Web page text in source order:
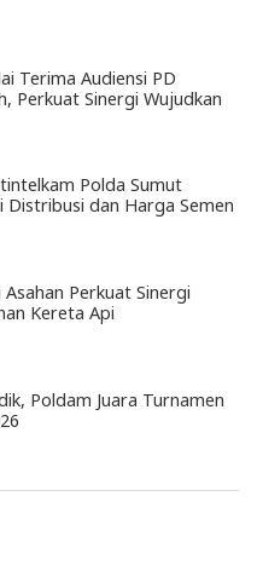
Terima Audiensi PD
Perkuat Sinergi Wujudkan
Polda Sumut
Distribusi dan Harga Semen
Perkuat Sinergi
Kereta Api
Poldam Juara Turnamen